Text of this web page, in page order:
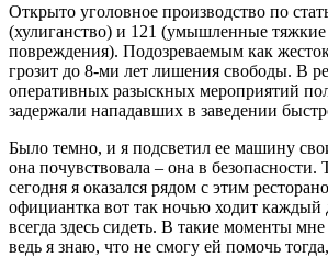
Открыто уголовное производство по
(хулиганство) и 121 (умышленные тяжкие
повреждения). Подозреваемым как
грозит до 8-ми лет лишения свободы. В
оперативных разыскных мероприятий
задержали нападавших в заведении
Было темно, и я подсветил ее машину
она почувствовала – она в безопасности.
сегодня я оказался рядом с этим
официантка вот так ночью ходит каждый
всегда здесь сидеть. В такие моменты
ведь я знаю, что не смогу ей помочь